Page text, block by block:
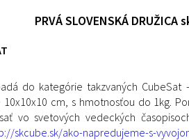
PRVÁ SLOVENSKÁ DRUŽICA
do kategórie takzvaných
cm, s hmotnosťou do 1kg.
vo svetových vedeckých
skcube.sk/ako-napredujeme-s-